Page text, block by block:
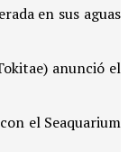
en sus aguas
anunció el
el Seaquarium